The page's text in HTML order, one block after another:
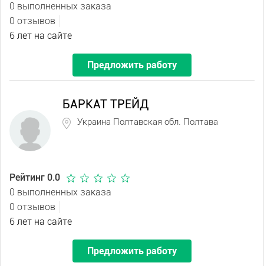
0 выполненных заказа
0 отзывов
6 лет на сайте
Предложить работу
БАРКАТ ТРЕЙД
Украина Полтавская обл. Полтава
Рейтинг 0.0
0 выполненных заказа
0 отзывов
6 лет на сайте
Предложить работу